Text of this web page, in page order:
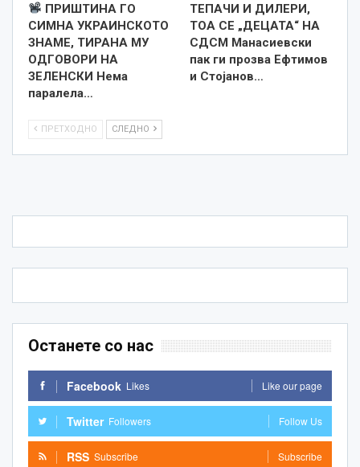
ПРИШТИНА ГО
СИМНА УКРАИНСКОТО
ЗНАМЕ, ТИРАНА МУ
ОДГОВОРИ НА
ЗЕЛЕНСКИ Нема
паралела…
TEПАЧИ И ДИЛЕРИ,
ТОА СЕ „ДЕЦАТА“ НА
СДСМ Манасиевски
пак ги прозва Ефтимов
и Стојанов…
ПРЕТХОДНО СЛЕДНО
Останете со нас
Facebook Likes Like our page
Twitter Followers Follow Us
RSS Subscribe Subscribe